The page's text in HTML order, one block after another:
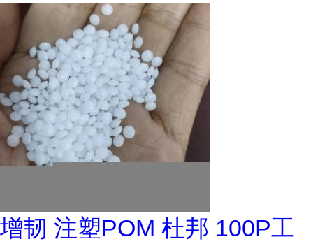
增韧 注塑POM 杜邦 100P工